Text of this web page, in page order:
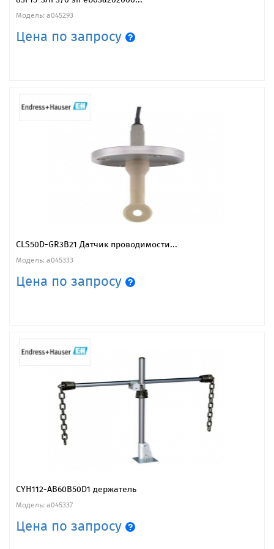
Модель: a045293
Цена по запросу
CLS50D-GR3B21 Датчик проводимости...
Модель: a045333
Цена по запросу
CYH112-AB60B50D1 держатель
Модель: a045337
Цена по запросу